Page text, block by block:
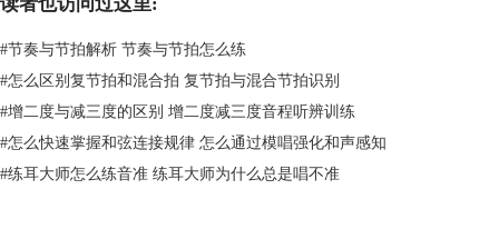
#节奏与节拍解析 节奏与节拍怎么练
#怎么区别复节拍和混合拍 复节拍与混合节拍识别
#增二度与减三度的区别 增二度减三度音程听辨训练
#怎么快速掌握和弦连接规律 怎么通过模唱强化和声感知
#练耳大师怎么练音准 练耳大师为什么总是唱不准